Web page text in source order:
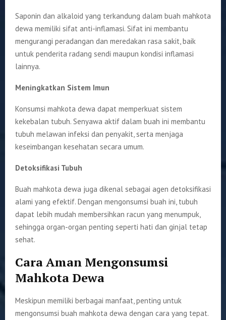
Saponin dan alkaloid yang terkandung dalam buah mahkota
dewa memiliki sifat anti-inflamasi. Sifat ini membantu
mengurangi peradangan dan meredakan rasa sakit, baik
untuk penderita radang sendi maupun kondisi inflamasi
lainnya.
Meningkatkan Sistem Imun
Konsumsi mahkota dewa dapat memperkuat sistem
kekebalan tubuh. Senyawa aktif dalam buah ini membantu
tubuh melawan infeksi dan penyakit, serta menjaga
keseimbangan kesehatan secara umum.
Detoksifikasi Tubuh
Buah mahkota dewa juga dikenal sebagai agen detoksifikasi
alami yang efektif. Dengan mengonsumsi buah ini, tubuh
dapat lebih mudah membersihkan racun yang menumpuk,
sehingga organ-organ penting seperti hati dan ginjal tetap
sehat.
Cara Aman Mengonsumsi
Mahkota Dewa
Meskipun memiliki berbagai manfaat, penting untuk
mengonsumsi buah mahkota dewa dengan cara yang tepat.